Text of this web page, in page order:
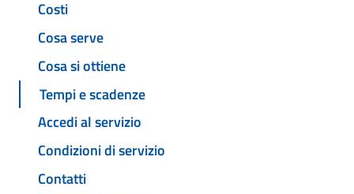
Costi
Cosa serve
Cosa si ottiene
Tempi e scadenze
Accedi al servizio
Condizioni di servizio
Contatti